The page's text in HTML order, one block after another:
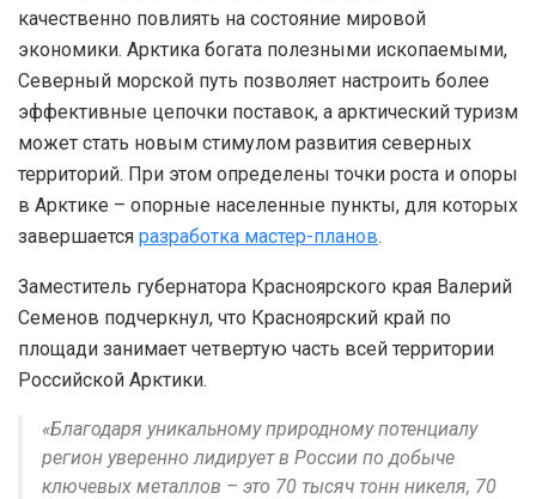
качественно повлиять на состояние мировой
экономики. Арктика богата полезными ископаемыми,
Северный морской путь позволяет настроить более
эффективные цепочки поставок, а арктический туризм
может стать новым стимулом развития северных
территорий. При этом определены точки роста и опоры
в Арктике – опорные населенные пункты, для которых
завершается разработка мастер-планов.
Заместитель губернатора Красноярского края Валерий
Семенов подчеркнул, что Красноярский край по
площади занимает четвертую часть всей территории
Российской Арктики.
«Благодаря уникальному природному потенциалу
регион уверенно лидирует в России по добыче
ключевых металлов – это 70 тысяч тонн никеля, 70